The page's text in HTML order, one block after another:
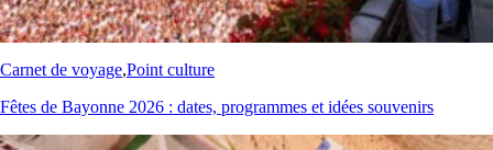
Carnet de voyage,Point culture
Fêtes de Bayonne 2026 : dates, programmes et idées souvenirs